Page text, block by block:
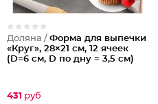
Доляна / Форма для выпечки
«Круг», 28×21 см, 12 ячеек
(D=6 см, D по дну = 3,5 см)
431 руб